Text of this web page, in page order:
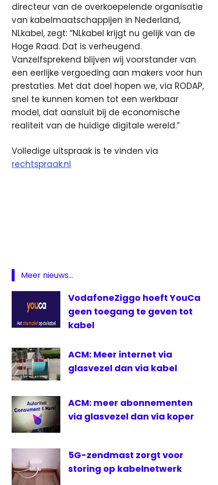
directeur van de overkoepelende organisatie
van kabelmaatschappijen in Nederland,
NLkabel, zegt: “NLkabel krijgt nu gelijk van de
Hoge Raad. Dat is verheugend.
Vanzelfsprekend blijven wij voorstander van
een eerlijke vergoeding aan makers voor hun
prestaties. Met dat doel hopen we, via RODAP,
snel te kunnen komen tot een werkbaar
model, dat aansluit bij de economische
realiteit van de huidige digitale wereld.”
Volledige uitspraak is te vinden via
rechtspraak.nl
Meer nieuws...
VodafoneZiggo hoeft YouCa
geen toegang te geven tot
kabel
ACM: Meer internet via
glasvezel dan via kabel
ACM: meer abonnementen
via glasvezel dan via koper
5G-zendmast zorgt voor
storing op kabelnetwerk